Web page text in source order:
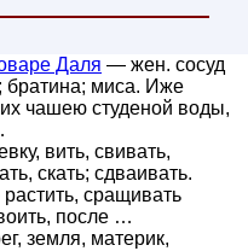
Даля — жен. сосуд
братина; миса. Иже
чашею студеной воды,
вить, свивать,
скать; сдваивать.
сращивать
после …
земля, материк,